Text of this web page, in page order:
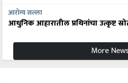
आरोग्य सल्ला
आधुनिक आहारातील प्रथिनांचा उत्कृष्ट
More News